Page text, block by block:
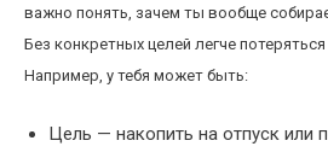
важно понять, зачем ты вообще
Без конкретных целей легче
Например, у тебя может быть:
Цель — накопить на отпуск или